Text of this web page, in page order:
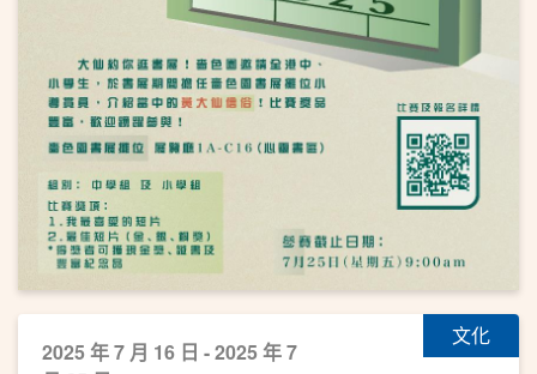
文化
2025 年 7 月 16 日 - 2025 年 7